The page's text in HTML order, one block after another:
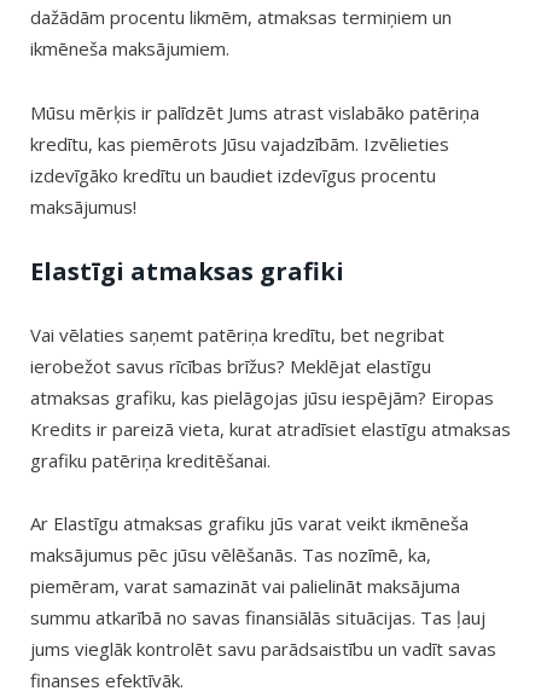
dažādām procentu likmēm, atmaksas termiņiem un
ikmēneša maksājumiem.
Mūsu mērķis ir palīdzēt Jums atrast vislabāko patēriņa
kredītu, kas piemērots Jūsu vajadzībām. Izvēlieties
izdevīgāko kredītu un baudiet izdevīgus procentu
maksājumus!
Elastīgi atmaksas grafiki
Vai vēlaties saņemt patēriņa kredītu, bet negribat
ierobežot savus rīcības brīžus? Meklējat elastīgu
atmaksas grafiku, kas pielāgojas jūsu iespējām? Eiropas
Kredits ir pareizā vieta, kurat atradīsiet elastīgu atmaksas
grafiku patēriņa kreditēšanai.
Ar Elastīgu atmaksas grafiku jūs varat veikt ikmēneša
maksājumus pēc jūsu vēlēšanās. Tas nozīmē, ka,
piemēram, varat samazināt vai palielināt maksājuma
summu atkarībā no savas finansiālās situācijas. Tas ļauj
jums vieglāk kontrolēt savu parādsaistību un vadīt savas
finanses efektīvāk.